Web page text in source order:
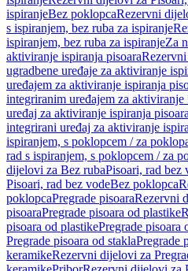
ispiranjeBez poklopcaRezervni
s ispiranjem, bez ruba za ispiranje
ispiranjem, bez ruba za ispiranjeZa
aktiviranje ispiranja pisoara
ugradbene uređaje za aktiviranje
uređajem za aktiviranje ispiranja
integriranim uređajem za aktiviranje
uređaj za aktiviranje ispiranja pisoara
integrirani uređaj za aktiviranje
ispiranjem, s poklopcem / za
rad s ispiranjem, s poklopcem / za
dijelovi za Bez rubaPisoari, rad bez
Pisoari, rad bez vodeBez poklopca
poklopcaPregrade pisoaraRezervni
pisoaraPregrade pisoara od plastike
pisoara od plastikePregrade pisoara
Pregrade pisoara od staklaPregrade
keramikeRezervni dijelovi za